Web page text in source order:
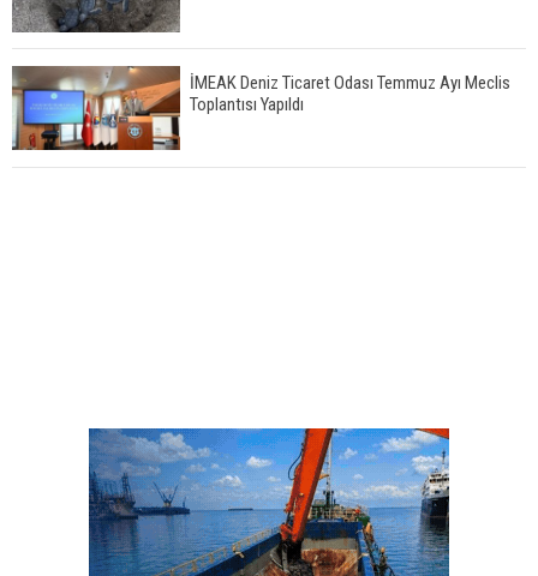
İMEAK Deniz Ticaret Odası Temmuz Ayı Meclis
Toplantısı Yapıldı